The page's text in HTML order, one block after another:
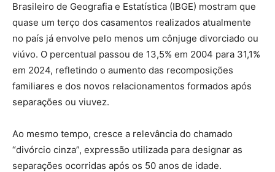
Brasileiro de Geografia e Estatística (IBGE) mostram que
quase um terço dos casamentos realizados atualmente
no país já envolve pelo menos um cônjuge divorciado ou
viúvo. O percentual passou de 13,5% em 2004 para 31,1%
em 2024, refletindo o aumento das recomposições
familiares e dos novos relacionamentos formados após
separações ou viuvez.
Ao mesmo tempo, cresce a relevância do chamado
“divórcio cinza”, expressão utilizada para designar as
separações ocorridas após os 50 anos de idade.